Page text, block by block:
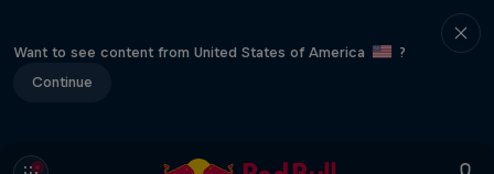
Want to see content from United States of America
?
Continue